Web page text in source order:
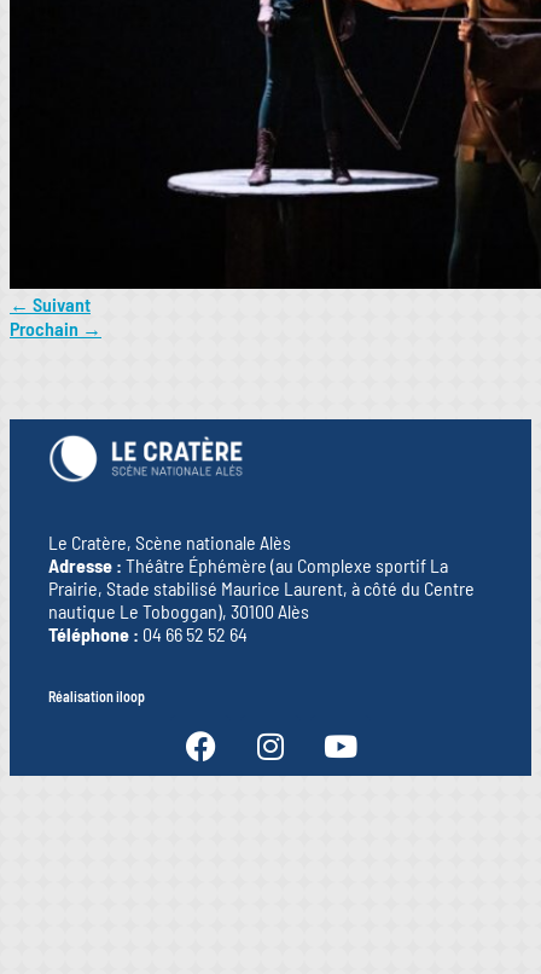
← Suivant
Prochain →
Le Cratère, Scène nationale Alès
Adresse : Théâtre Éphémère (au Complexe sportif La
Prairie, Stade stabilisé Maurice Laurent, à côté du Centre
nautique Le Toboggan), 30100 Alès
Téléphone : 04 66 52 52 64
Réalisation iloop